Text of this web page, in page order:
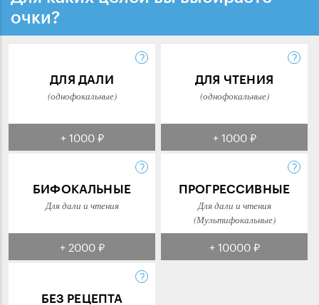
очки?
ДЛЯ ДАЛИ
(однофокальные)
+ 1000 ₽
ДЛЯ ЧТЕНИЯ
(однофокальные)
+ 1000 ₽
БИФОКАЛЬНЫЕ
Для дали и чтения
+ 2000 ₽
ПРОГРЕССИВНЫЕ
Для дали и чтения
(Мультифокальные)
+ 10000 ₽
БЕЗ РЕЦЕПТА